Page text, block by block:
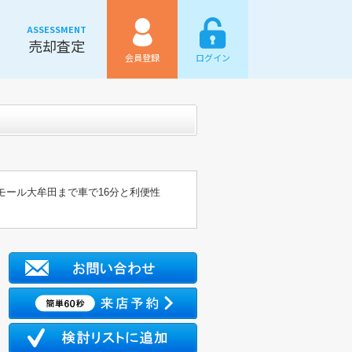
ASSESSMENT
売却査定
会員登録 ログイン
ル大牟田まで車で16分と利便性